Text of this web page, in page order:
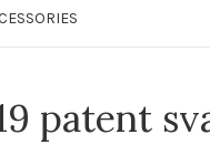
patent